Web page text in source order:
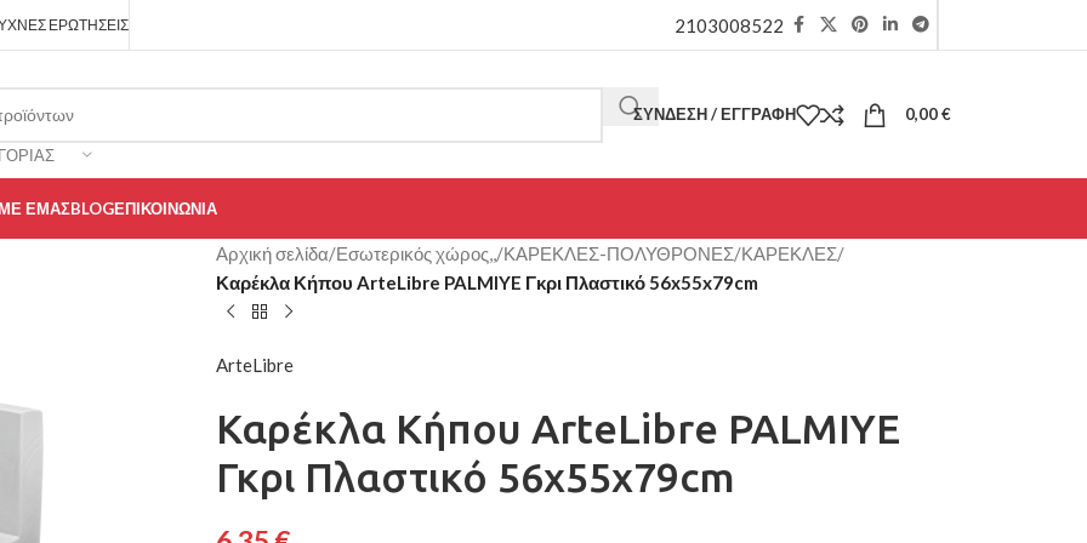
ΕΡΩΤΉΣΕΙΣ 2103008522
ΣΎΝΔΕΣΗ / ΕΓΓΡΑΦΉ 0,00€
ΕΜΆΣBLOGΕΠΙΚΟΙΝΩΝΊΑ
Αρχική σελίδα/Εσωτερικός χώρος,,/ΚΑΡΕΚΛΕΣ-ΠΟΛΥΘΡΟΝΕΣ/ΚΑΡΕΚΛΕΣ/
Καρέκλα Κήπου ArteLibre PALMIYE Γκρι Πλαστικό 56x55x79cm
ArteLibre
Καρέκλα Κήπου ArteLibre PALMIYE
Γκρι Πλαστικό 56x55x79cm